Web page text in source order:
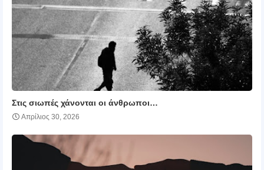
Στις σιωπές χάνονται οι άνθρωποι…
Απρίλιος 30, 2026